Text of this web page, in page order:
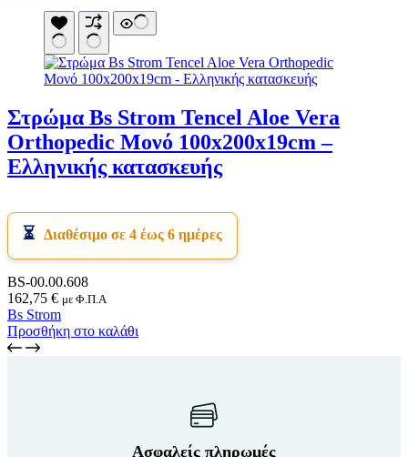
Στρώμα Bs Strom Tencel Aloe Vera
Orthopedic Μονό 100x200x19cm –
Ελληνικής κατασκευής
Διαθέσιμο σε 4 έως 6 ημέρες
BS-00.00.608
162,75 € με Φ.Π.Α
Bs Strom
Προσθήκη στο καλάθι
Ασφαλείς πληρωμές